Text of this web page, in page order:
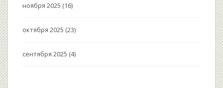
ноября 2025 (16)
октября 2025 (23)
сентября 2025 (4)